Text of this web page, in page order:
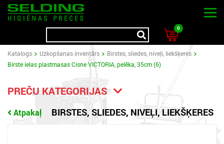
0
Katalogs Uzkopšanas inventārs
Birstes, sliedes, niveļi, liekšķeres
Birste ielas plastmasas Cisne VICTORIA, pelēka, 35cm (6)
PREČU KATEGORIJAS
Atpakaļ BIRSTES, SLIEDES, NIVEĻI, LIEKŠĶERES